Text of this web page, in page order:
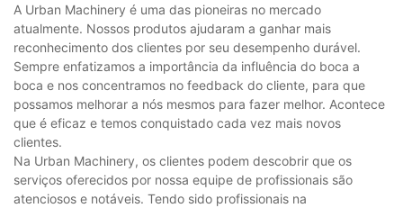
A Urban Machinery é uma das pioneiras no mercado
atualmente. Nossos produtos ajudaram a ganhar mais
reconhecimento dos clientes por seu desempenho durável.
Sempre enfatizamos a importância da influência do boca a
boca e nos concentramos no feedback do cliente, para que
possamos melhorar a nós mesmos para fazer melhor. Acontece
que é eficaz e temos conquistado cada vez mais novos
clientes.
Na Urban Machinery, os clientes podem descobrir que os
serviços oferecidos por nossa equipe de profissionais são
atenciosos e notáveis. Tendo sido profissionais na